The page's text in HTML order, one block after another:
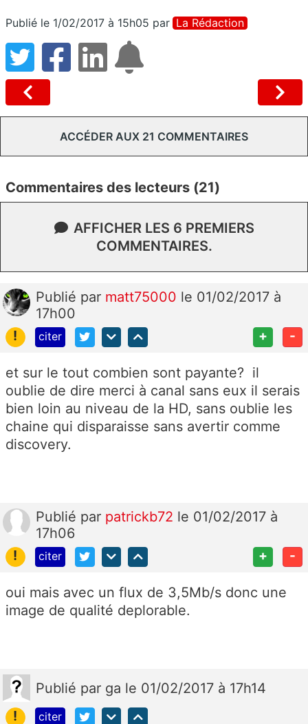
Publié le 1/02/2017 à 15h05 par La Rédaction
ACCÉDER AUX 21 COMMENTAIRES
Commentaires des lecteurs (21)
AFFICHER LES 6 PREMIERS
COMMENTAIRES.
Publié par matt75000 le 01/02/2017 à
17h00
!
citer + -
et sur le tout combien sont payante? il
oublie de dire merci à canal sans eux il serais
bien loin au niveau de la HD, sans oublie les
chaine qui disparaisse sans avertir comme
discovery.
Publié par patrickb72 le 01/02/2017 à
17h06
!
citer + -
oui mais avec un flux de 3,5Mb/s donc une
image de qualité deplorable.
Publié par ga le 01/02/2017 à 17h14
!
citer